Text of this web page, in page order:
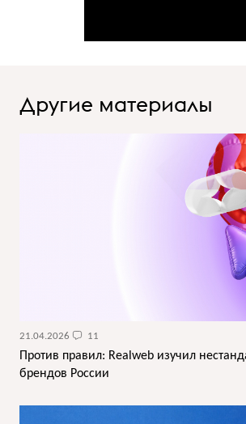
Другие материалы
21.04.2026 11
Против правил: Realweb изучил
брендов России